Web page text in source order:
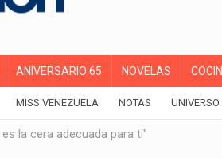
ANIVERSARIO 65 NOVELAS
MISS VENEZUELA NOTAS UNIVERSO
la cera adecuada para ti"